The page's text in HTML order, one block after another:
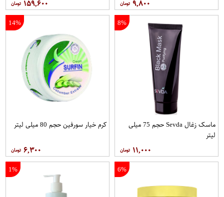
۹,۸۰۰ ۱۵۹,۶۰۰
8%
ماسک زغال Sevda حجم 75 میلی
لیتر
۱۱,۰۰۰
14%
کرم خیار سورفین حجم 80 میلی لیتر
۶,۳۰۰
6%
1%